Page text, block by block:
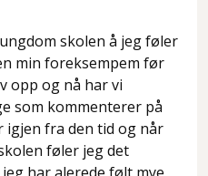
skolen å jeg føler
min foreksempem før
opp og nå har vi
som kommenterer på
igjen fra den tid og når
føler jeg det